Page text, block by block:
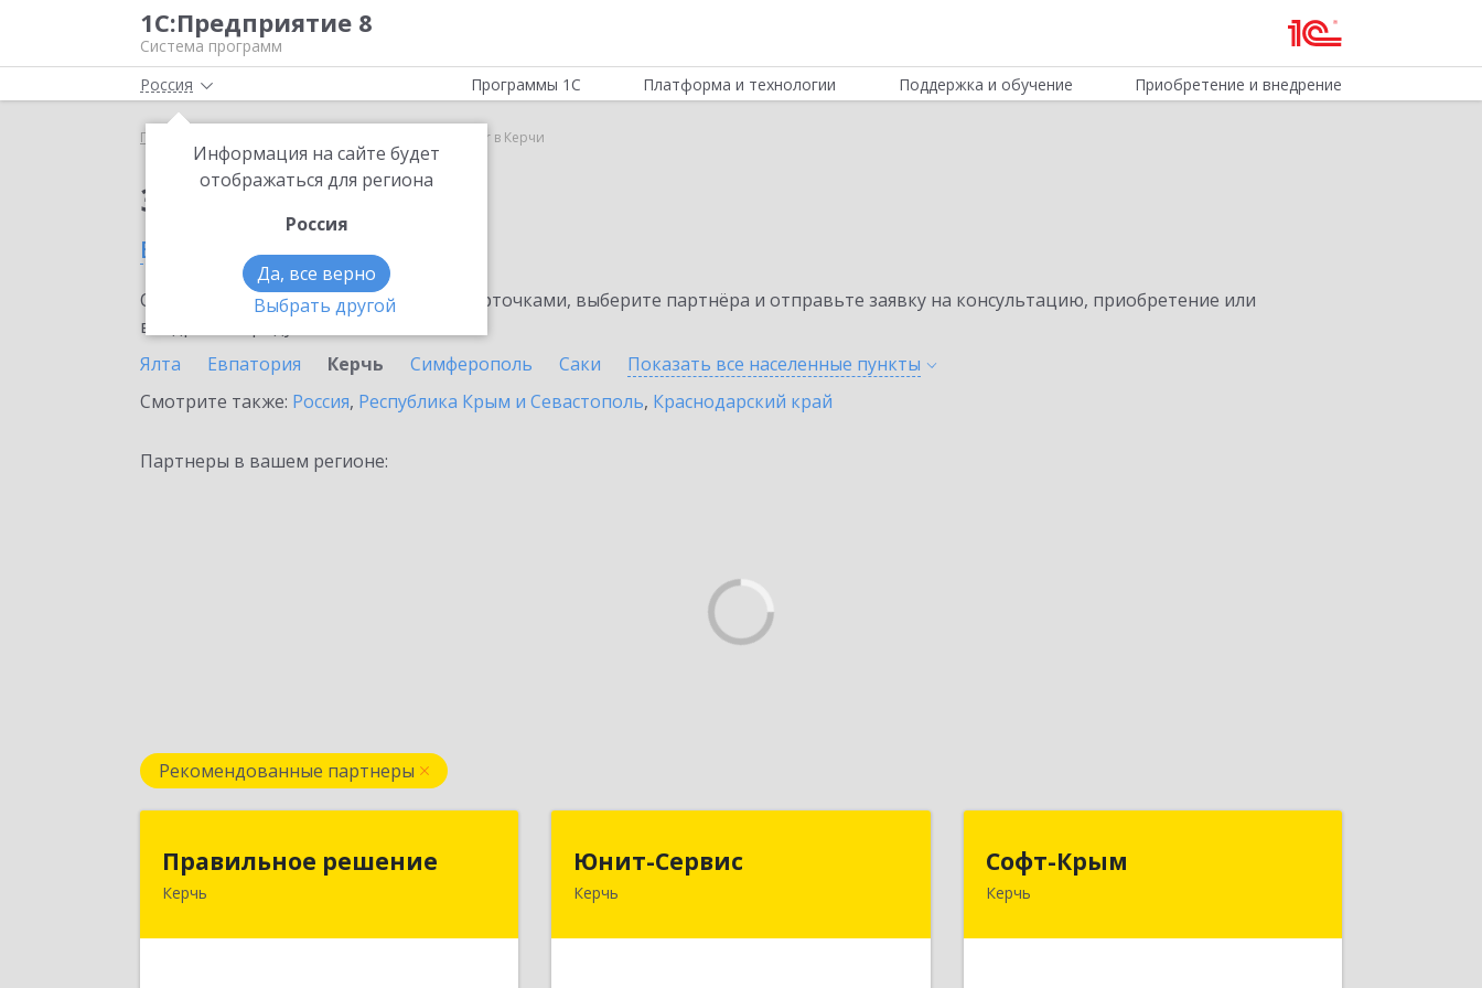
1С:Предприятие 8
Система программ
Россия
Информация на сайте будет
отображаться для региона
Россия
Да, все верно
Выбрать другой
Программы 1С Платформа и технологии Поддержка и обучение Приобретение и внедрение
Главная SellMonitor в Керчи
Заказать SellMonitor
в Керчи
Ознакомьтесь с информационными карточками, выберите партнёра и отправьте заявку на консультацию, приобретение или
внедрение продукта.
Ялта
Евпатория Керчь Симферополь Саки Показать все населенные пункты
Смотрите также: Россия, Республика Крым и Севастополь, Краснодарский край
Партнеры в вашем регионе:
Рекомендованные партнеры
Правильное решение
Керчь
Юнит-Сервис
Керчь
Софт-Крым
КерчьРеспублика Калмыкия, г. Элиста, ул.